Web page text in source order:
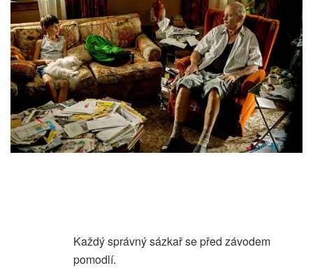
Každý správný sázkař se před závodem
pomodlí.